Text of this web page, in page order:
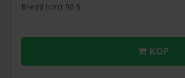
Bredd (cm): 90.5
KÖP